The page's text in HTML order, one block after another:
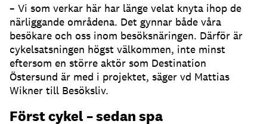
– Vi som verkar här har länge velat knyta ihop de
närliggande områdena. Det gynnar både våra
besökare och oss inom besöksnäringen. Därför är
cykelsatsningen högst välkommen, inte minst
eftersom en större aktör som Destination
Östersund är med i projektet, säger vd Mattias
Wikner till Besöksliv.
Först cykel – sedan spa